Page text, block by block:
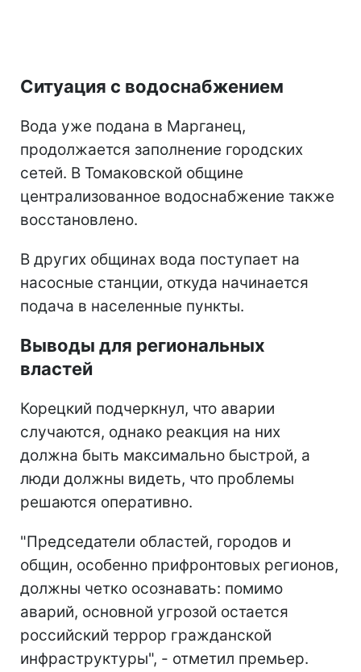
Ситуация с водоснабжением
Вода уже подана в Марганец,
продолжается заполнение городских
сетей. В Томаковской общине
централизованное водоснабжение также
восстановлено.
В других общинах вода поступает на
насосные станции, откуда начинается
подача в населенные пункты.
Выводы для региональных
властей
Корецкий подчеркнул, что аварии
случаются, однако реакция на них
должна быть максимально быстрой, а
люди должны видеть, что проблемы
решаются оперативно.
"Председатели областей, городов и
общин, особенно прифронтовых регионов,
должны четко осознавать: помимо
аварий, основной угрозой остается
российский террор гражданской
инфраструктуры", - отметил премьер.